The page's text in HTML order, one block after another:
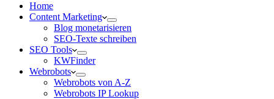
Home
Content Marketing
Blog monetarisieren
SEO-Texte schreiben
SEO Tools
KWFinder
Webrobots
Webrobots von A-Z
Webrobots IP Lookup